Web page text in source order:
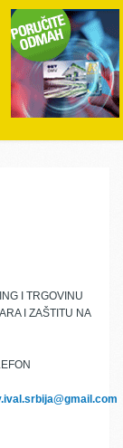
I TRGOVINU
I ZAŠTITU NA